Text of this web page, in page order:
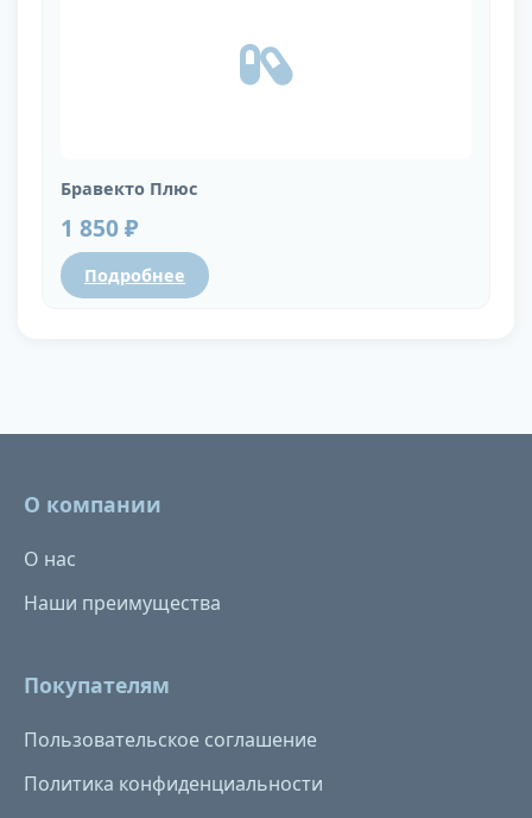
Бравекто Плюс
1 850 ₽
Подробнее
О компании
О нас
Наши преимущества
Покупателям
Пользовательское соглашение
Политика конфиденциальности